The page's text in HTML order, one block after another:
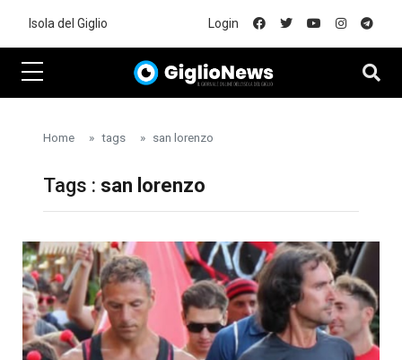
Isola del Giglio Login
Home tags san lorenzo
Tags : san lorenzo